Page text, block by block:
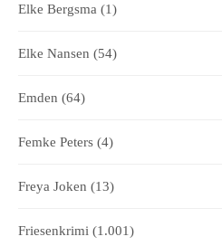
Elke Bergsma (1)
Elke Nansen (54)
Emden (64)
Femke Peters (4)
Freya Joken (13)
Friesenkrimi (1.001)